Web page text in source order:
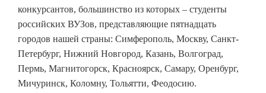
конкурсантов, большинство из которых – студенты
российских ВУЗов, представляющие пятнадцать
городов нашей страны: Симферополь, Москву, Санкт-
Петербург, Нижний Новгород, Казань, Волгоград,
Пермь, Магнитогорск, Красноярск, Самару, Оренбург,
Мичуринск, Коломну, Тольятти, Феодосию.